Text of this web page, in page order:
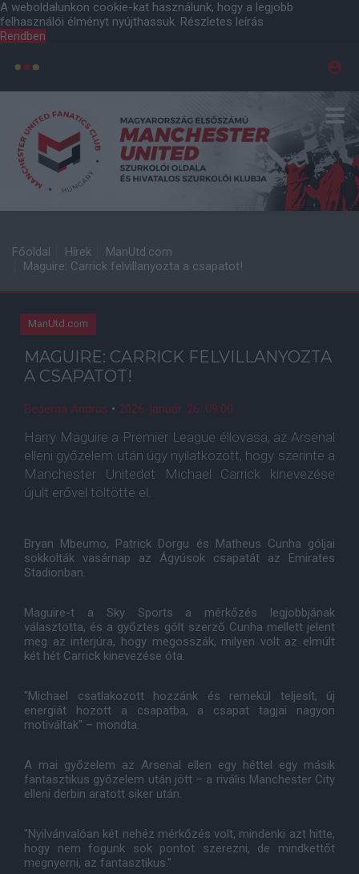
A weboldalunkon cookie-kat használunk, hogy a legjobb
felhasználói élményt nyújthassuk. Részletes leírás
Rendben
Főoldal Hírek
ManUtd.com
Maguire: Carrick felvillanyozta a csapatot!
ManUtd.com
MAGUIRE: CARRICK FELVILLANYOZTA
A CSAPATOT!
Bederna András • 2026. január. 26. 09:00
Harry Maguire a Premier League éllovasa, az Arsenal
elleni győzelem után úgy nyilatkozott, hogy szerinte a
Manchester Unitedet Michael Carrick kinevezése
újult erővel töltötte el.
Bryan Mbeumo, Patrick Dorgu és Matheus Cunha góljai
sokkolták vasárnap az Ágyúsok csapatát az Emirates
Stadionban.
Maguire-t a Sky Sports a mérkőzés legjobbjának
választotta, és a győztes gólt szerző Cunha mellett jelent
meg az interjúra, hogy megosszák, milyen volt az elmúlt
két hét Carrick kinevezése óta.
"Michael csatlakozott hozzánk és remekül teljesít, új
energiát hozott a csapatba, a csapat tagjai nagyon
motiváltak" – mondta.
A mai győzelem az Arsenal ellen egy héttel egy másik
fantasztikus győzelem után jött – a rivális Manchester City
elleni derbin aratott siker után.
"Nyilvánvalóan két nehéz mérkőzés volt, mindenki azt hitte,
hogy nem fogunk sok pontot szerezni, de mindkettőt
megnyerni, az fantasztikus."